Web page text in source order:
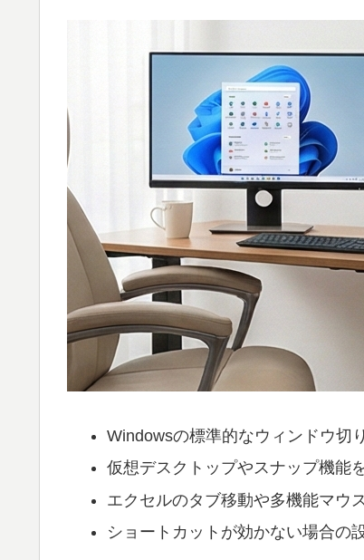
Windowsの標準的なウィンドウ切
仮想デスクトップやスナップ機能
エクセルのタブ移動や多機能マウ
ショートカットが効かない場合の